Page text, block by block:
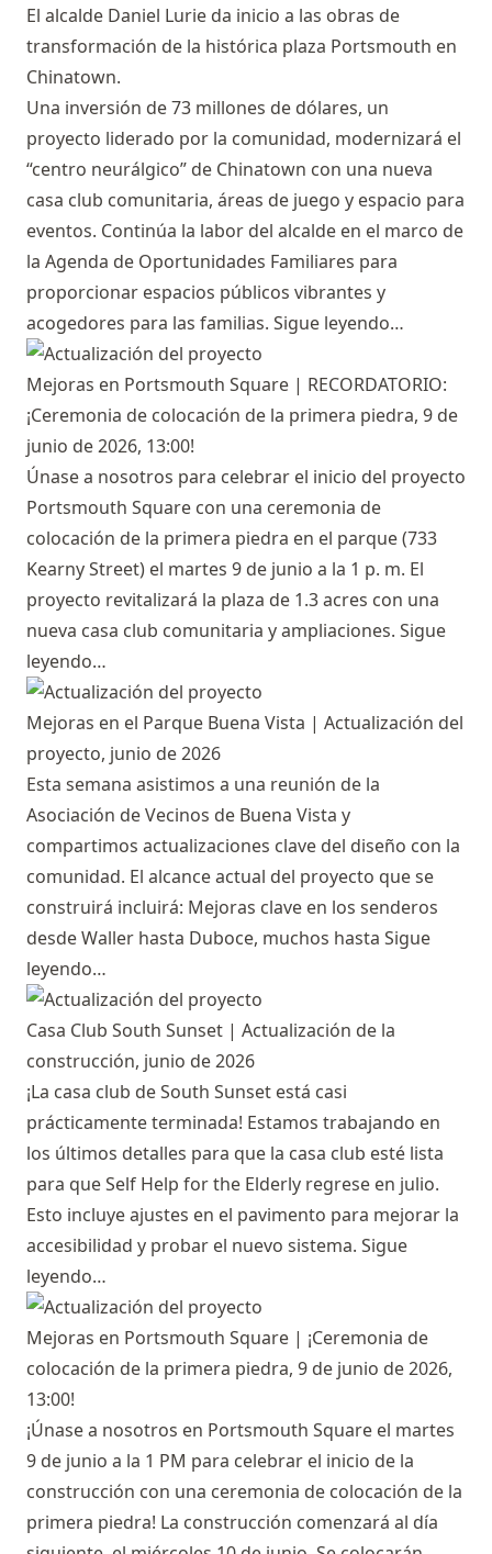
El alcalde Daniel Lurie da inicio a las obras de
transformación de la histórica plaza Portsmouth en
Chinatown.
Una inversión de 73 millones de dólares, un
proyecto liderado por la comunidad, modernizará el
“centro neurálgico” de Chinatown con una nueva
casa club comunitaria, áreas de juego y espacio para
eventos. Continúa la labor del alcalde en el marco de
la Agenda de Oportunidades Familiares para
proporcionar espacios públicos vibrantes y
acogedores para las familias. Sigue leyendo…
Mejoras en Portsmouth Square | RECORDATORIO:
¡Ceremonia de colocación de la primera piedra, 9 de
junio de 2026, 13:00!
Únase a nosotros para celebrar el inicio del proyecto
Portsmouth Square con una ceremonia de
colocación de la primera piedra en el parque (733
Kearny Street) el martes 9 de junio a la 1 p. m. El
proyecto revitalizará la plaza de 1.3 acres con una
nueva casa club comunitaria y ampliaciones. Sigue
leyendo…
Mejoras en el Parque Buena Vista | Actualización del
proyecto, junio de 2026
Esta semana asistimos a una reunión de la
Asociación de Vecinos de Buena Vista y
compartimos actualizaciones clave del diseño con la
comunidad. El alcance actual del proyecto que se
construirá incluirá: Mejoras clave en los senderos
desde Waller hasta Duboce, muchos hasta Sigue
leyendo…
Casa Club South Sunset | Actualización de la
construcción, junio de 2026
¡La casa club de South Sunset está casi
prácticamente terminada! Estamos trabajando en
los últimos detalles para que la casa club esté lista
para que Self Help for the Elderly regrese en julio.
Esto incluye ajustes en el pavimento para mejorar la
accesibilidad y probar el nuevo sistema. Sigue
leyendo…
Mejoras en Portsmouth Square | ¡Ceremonia de
colocación de la primera piedra, 9 de junio de 2026,
13:00!
¡Únase a nosotros en Portsmouth Square el martes
9 de junio a la 1 PM para celebrar el inicio de la
construcción con una ceremonia de colocación de la
primera piedra! La construcción comenzará al día